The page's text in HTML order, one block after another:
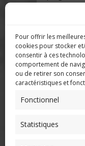
Pour offrir les
cookies pour stocker
consentir à ces
comportement de
ou de retirer son
caractéristiques et
Fonctionnel
Statistiques
Imerod.fr
l'univers
sans
interdite.